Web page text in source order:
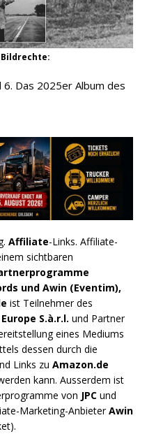
Bildrechte:
Das 2025er Album des
Affiliate-Links. Affiliate-
sichtbaren
und Awin (Eventim),
ist Teilnehmer des
S.à.r.l. und Partner
eines Mediums
dessen durch die
Links zu Amazon.de
kann. Ausserdem ist
von JPC und
Marketing-AnbieterAwin